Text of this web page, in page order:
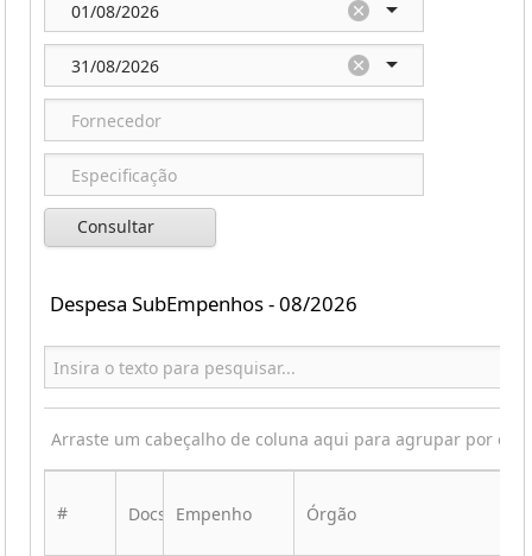
Consultar
Despesa SubEmpenhos - 08/2026
Arraste um cabeçalho de coluna aqui para agrupar por
# Docs Empenho Órgão